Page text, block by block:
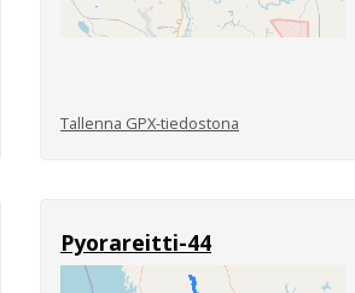
Tallenna GPX-tiedostona
Pyorareitti-44